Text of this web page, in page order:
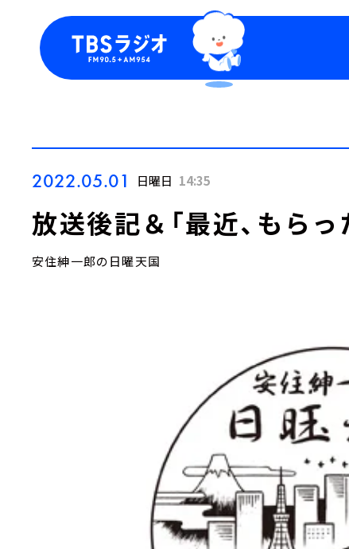
2022.05.01 日曜日 14:35
放送後記＆「最近、もらっ
安住紳一郎の日曜天国